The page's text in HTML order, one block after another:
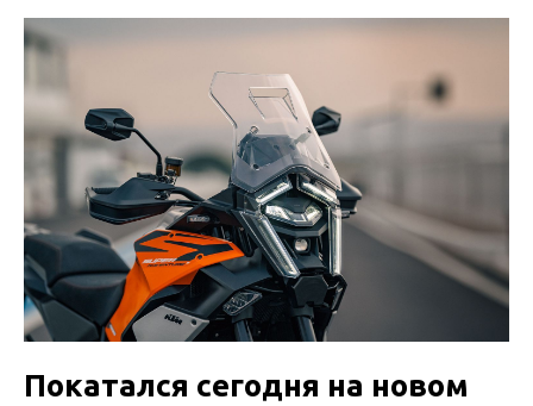
Покатался сегодня на новом